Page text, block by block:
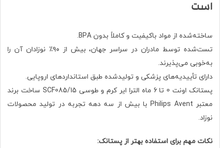
است
ساخته‌شده از مواد باکیفیت و کاملاً بدون BPA.
تست‌شده توسط مادران در سراسر جهان، بیش از ۹۰٪ نوزادان آن را
به‌خوبی می‌پذیرند.
دارای تأییدیه‌های پزشکی و تولیدشده طبق استانداردهای اروپایی.
پستانک اونت 0 تا 6 ماه الترا ایر کرم و طوسی SCF085/15 ساخت برند
معتبر Philips Avent با بیش از سه دهه تجربه در تولید محصولات
نوزاد.
نکات مهم برای استفاده بهتر از پستانک: